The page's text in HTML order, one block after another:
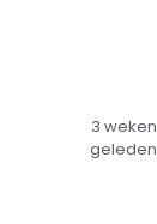
3 weken
geleden